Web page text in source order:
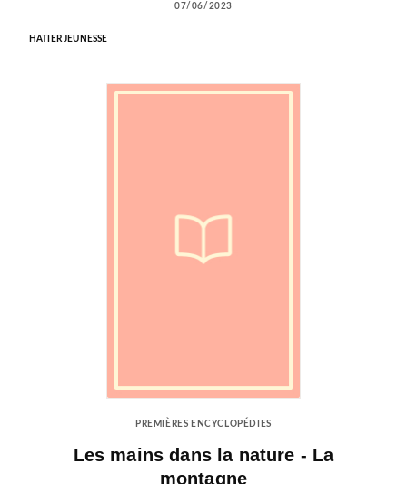
07/06/2023
HATIER JEUNESSE
PREMIÈRES ENCYCLOPÉDIES
Les mains dans la nature - La
montagne